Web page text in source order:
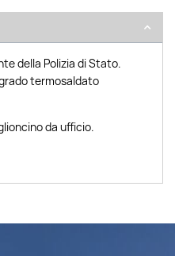
della Polizia di Stato.
termosaldato
da ufficio.